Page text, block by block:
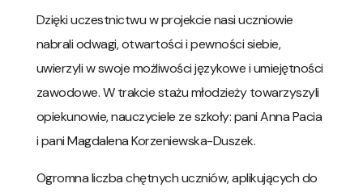
Dzięki uczestnictwu w projekcie nasi uczniowie
nabrali odwagi, otwartości i pewności siebie,
uwierzyli w swoje możliwości językowe i umiejętności
zawodowe. W trakcie stażu młodzieży towarzyszyli
opiekunowie, nauczyciele ze szkoły: pani Anna Pacia
i pani Magdalena Korzeniewska-Duszek.
Ogromna liczba chętnych uczniów, aplikujących do